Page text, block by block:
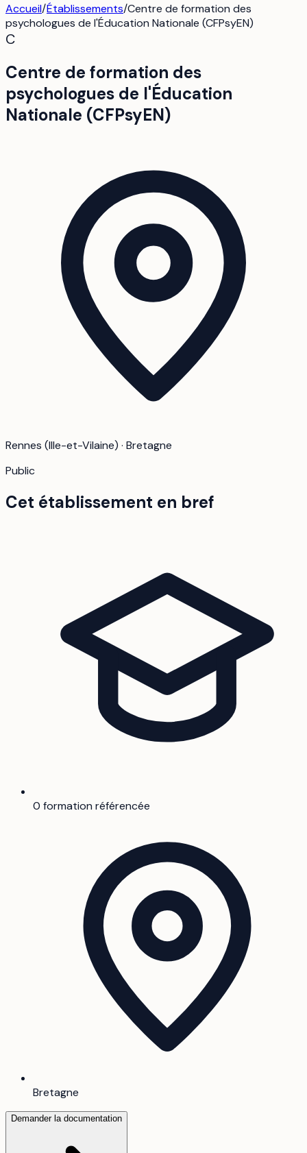
Accueil/Établissements/Centre de formation des
psychologues de l'Éducation Nationale (CFPsyEN)
C
Centre de formation des
psychologues de l'Éducation
Nationale (CFPsyEN)
Rennes (Ille-et-Vilaine) · Bretagne
Public
Cet établissement en bref
0 formation référencée
Bretagne
Demander la documentation